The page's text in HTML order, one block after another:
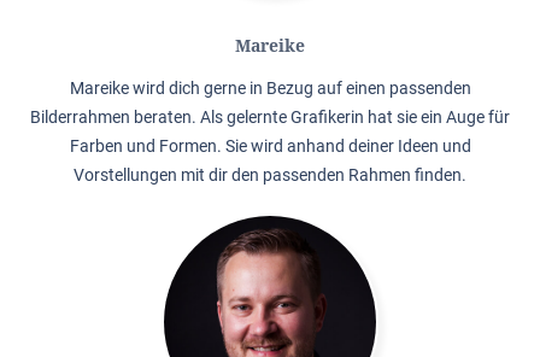
Mareike
Mareike wird dich gerne in Bezug auf einen passenden
Bilderrahmen beraten. Als gelernte Grafikerin hat sie ein Auge für
Farben und Formen. Sie wird anhand deiner Ideen und
Vorstellungen mit dir den passenden Rahmen finden.